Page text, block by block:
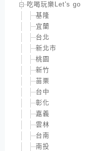
吃喝玩樂Let's go
基隆
宜蘭
台北
新北市
桃園
新竹
苗栗
台中
彰化
嘉義
雲林
台南
南投